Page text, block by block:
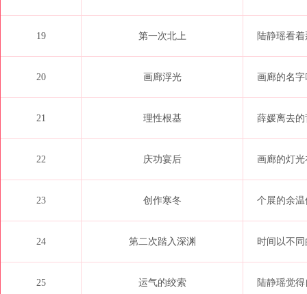
19 第一次北上 陆静瑶看
20 画廊浮光 画廊的名字
21 理性根基 薛媛离去
22 庆功宴后 画廊的灯
23 创作寒冬 个展的余
24 第二次踏入深渊 时间以不
25 运气的绞索 陆静瑶觉